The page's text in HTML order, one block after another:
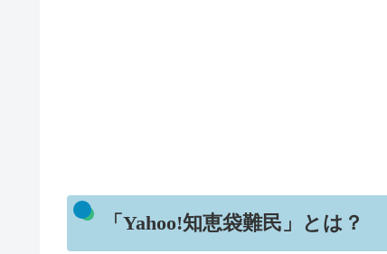
「Yahoo!知恵袋難民」とは？